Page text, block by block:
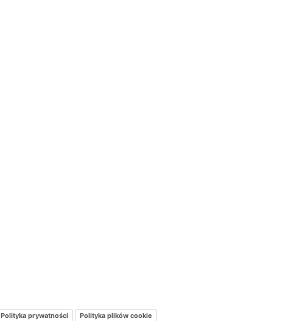
Polityka prywatności Polityka plików cookie